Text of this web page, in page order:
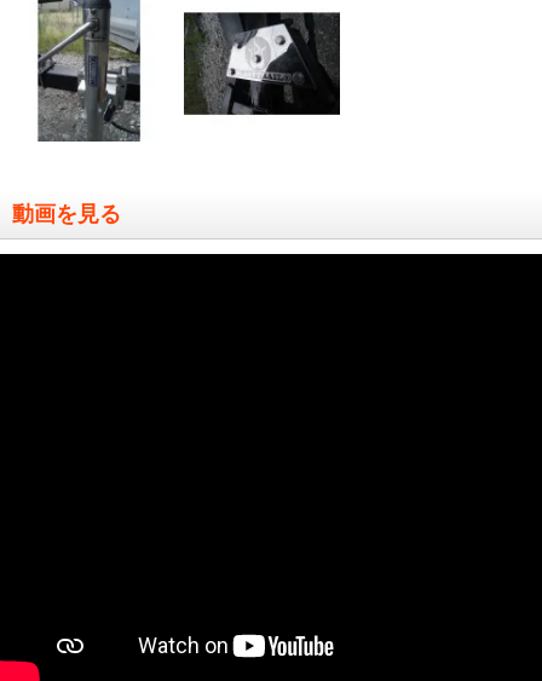
動画を見る